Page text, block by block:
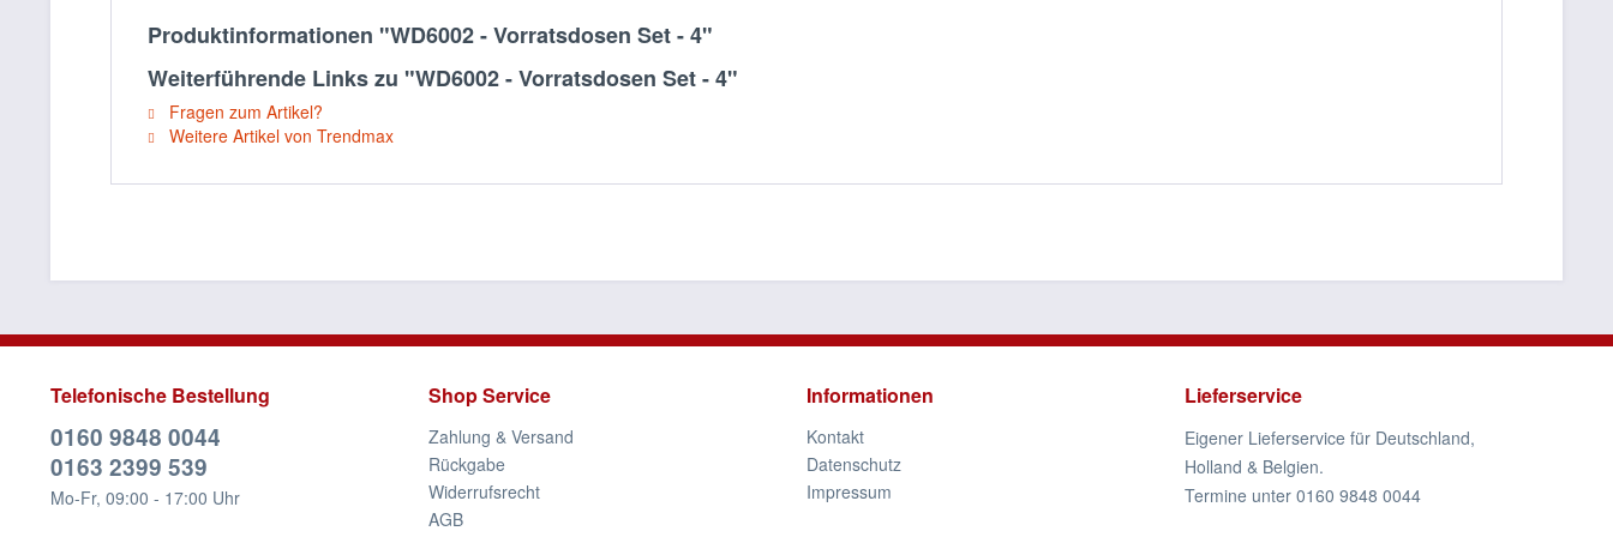
Produktinformationen "WD6002 - Vorratsdosen Set - 4"
Weiterführende Links zu "WD6002 - Vorratsdosen Set - 4"
Fragen zum Artikel?
Weitere Artikel von Trendmax
Telefonische Bestellung
0160 9848 0044
0163 2399 539
Mo-Fr, 09:00 - 17:00 Uhr
Shop Service
Zahlung & Versand
Rückgabe
Widerrufsrecht
AGB
Informationen
Kontakt
Datenschutz
Impressum
Lieferservice
Eigener Lieferservice für Deutschland,
Holland & Belgien.
Termine unter 0160 9848 0044